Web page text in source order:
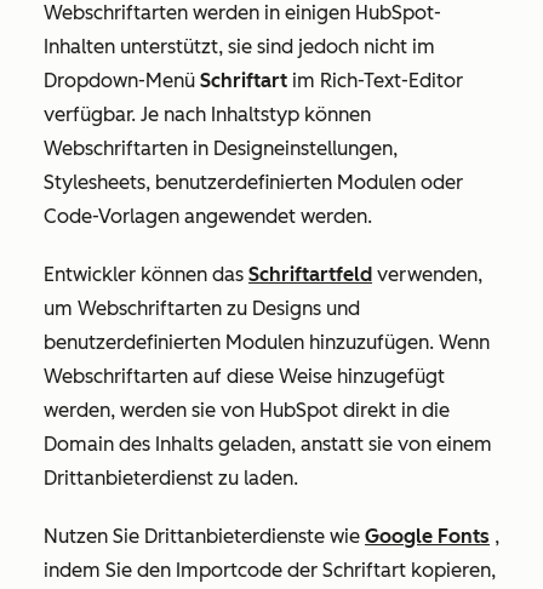
Webschriftarten werden in einigen HubSpot-
Inhalten unterstützt, sie sind jedoch nicht im
Dropdown-Menü Schriftart im Rich-Text-Editor
verfügbar. Je nach Inhaltstyp können
Webschriftarten in Designeinstellungen,
Stylesheets, benutzerdefinierten Modulen oder
Code-Vorlagen angewendet werden.
Entwickler können das Schriftartfeld verwenden,
um Webschriftarten zu Designs und
benutzerdefinierten Modulen hinzuzufügen. Wenn
Webschriftarten auf diese Weise hinzugefügt
werden, werden sie von HubSpot direkt in die
Domain des Inhalts geladen, anstatt sie von einem
Drittanbieterdienst zu laden.
Nutzen Sie Drittanbieterdienste wie Google Fonts ,
indem Sie den Importcode der Schriftart kopieren,